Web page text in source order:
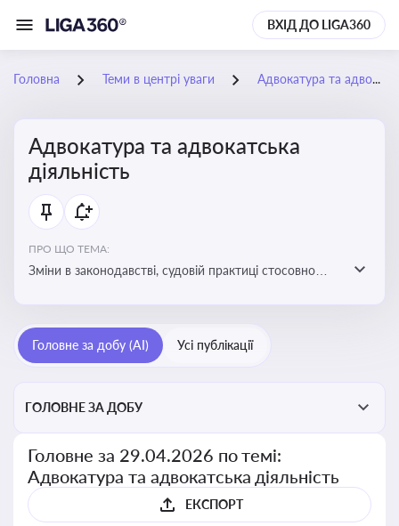
ВХІД ДО LIGA360
Головна Теми в центрі уваги Адвокатура та адвокатська діяльність
Адвокатура та адвокатська
діяльність
ПРО ЩО ТЕМА:
Зміни в законодавстві, судовій практиці стосовно
Головне за добу (AI) Усі публікації
ГОЛОВНЕ ЗА ДОБУ
Головне за 29.04.2026 по темі:
Адвокатура та адвокатська діяльність
ЕКСПОРТ